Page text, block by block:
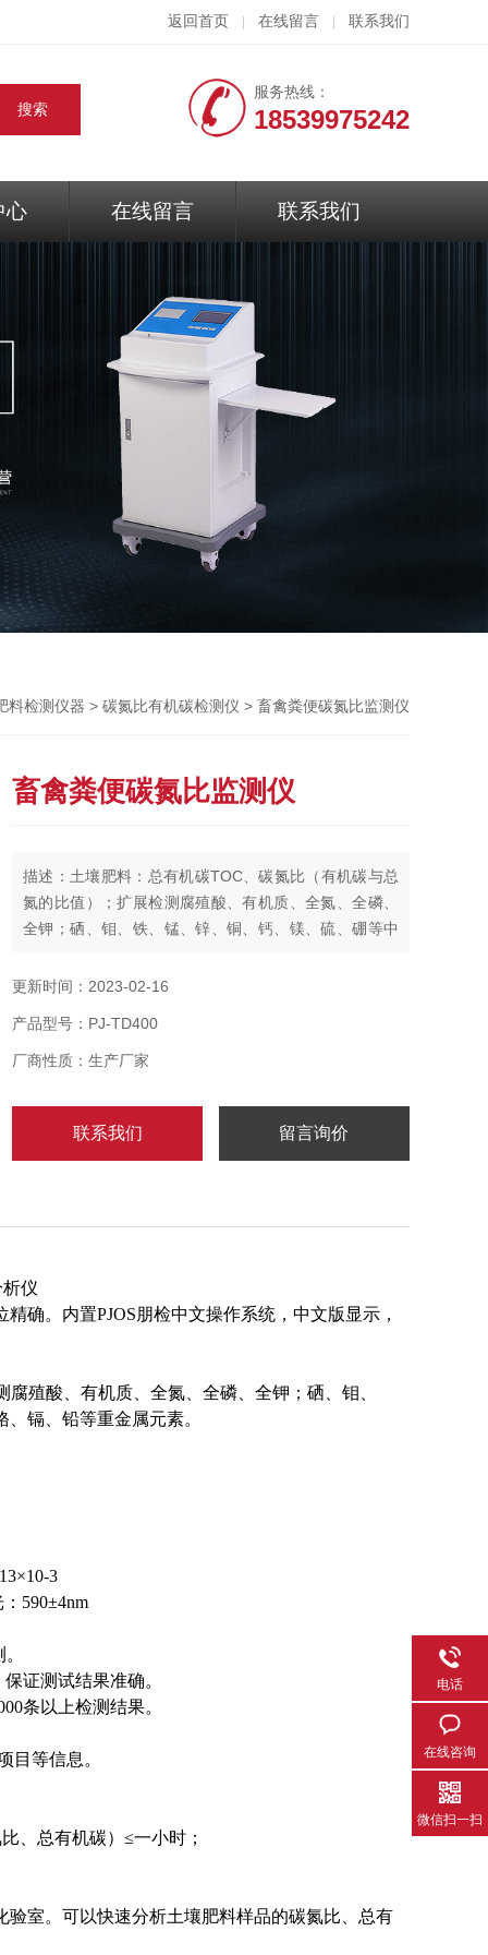
返回首页 在线留言 联系我们
服务热线：
18539975242
心 在线留言 联系我们
料检测仪器 > 碳氮比有机碳检测仪 > 畜禽粪便碳氮比监测仪
畜禽粪便碳氮比监测仪
描述：土壤肥料：总有机碳TOC、碳氮比（有机碳与总
氮的比值）；扩展检测腐殖酸、有机质、全氮、全磷、
全钾；硒、钼、铁、锰、锌、铜、钙、镁、硫、硼等中
元素。 畜禽粪便碳氮比监测仪
更新时间：2023-02-16
产品型号：PJ-TD400
厂商性质：生产厂家
联系我们 留言询价
仪
精确。内置PJOS朋检中文操作系统，中文版显示，
殖酸、有机质、全氮、全磷、全钾；硒、钼、
镉、铅等重金属元素。
3
590±4nm
证测试结果准确。
条以上检测结果。
目等信息。
、总有机碳）≤一小时；
室。可以快速分析土壤肥料样品的碳氮比、总有
电话
在线咨询
微信扫一扫